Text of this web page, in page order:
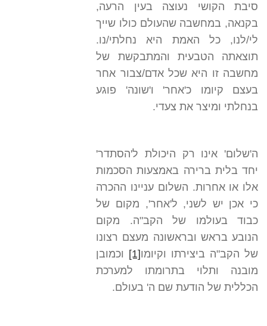
סיבת הקושי נעוצה בעין הרעה,
בקנאה, במחשבה שהעולם כולו שייך
לי/לנו, כל האמת היא נחלתי/נו.
תוצאתה הטבעית והמתבקשת של
מחשבה זו היא שכל אדם/צבור אחר
בעצם קיומו כ'אחר' ו'שונה' פוגע
בנחלתי ומיצר את צעדי.
ה'שלום' אינו רק היכולת ל'הסתדר'
יחד בלית ברירה באמצעות הסכמות
אלו או אחרות. השלום עניינו ההכרה
כי אכן יש לשני, ל'אחר', מקום של
כבוד בעולמו של הקב"ה. מקום
הנובע בראש ובראשונה מעצם רצונו
של הקב"ה ביצירתו וקיומו[1] וכמובן
מובנה ותלוי בתרומתו למערכת
הכללית של הודעת שם ה' בעולם.